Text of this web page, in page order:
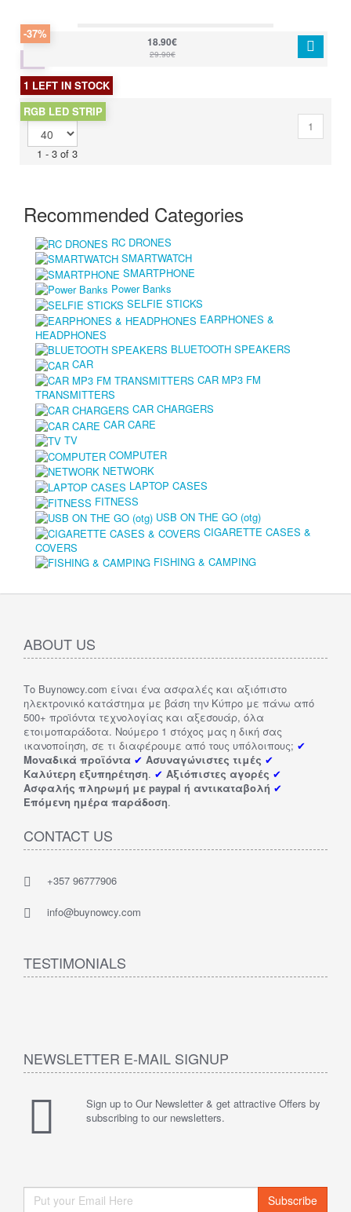
-37%
1 LEFT IN STOCK
RGB LED STRIP
18.90€
29.90€
Per Page
1 - 3 of 3
1
Recommended Categories
RC DRONES
SMARTWATCH
SMARTPHONE
Power Banks
SELFIE STICKS
EARPHONES &
HEADPHONES
BLUETOOTH SPEAKERS
CAR
CAR MP3 FM
TRANSMITTERS
CAR CHARGERS
CAR CARE
TV
COMPUTER
NETWORK
LAPTOP CASES
FITNESS
USB ON THE GO (otg)
CIGARETTE CASES &
COVERS
FISHING & CAMPING
ABOUT US
Το Buynowcy.com είναι ένα ασφαλές και αξιόπιστο
ηλεκτρονικό κατάστημα με βάση την Κύπρο με πάνω από
500+ προϊόντα τεχνολογίας και αξεσουάρ, όλα
ετοιμοπαράδοτα. Νούμερο 1 στόχος μας η δική σας
ικανοποίηση, σε τι διαφέρουμε από τους υπόλοιπους; ✔
Μοναδικά προϊόντα ✔ Ασυναγώνιστες τιμές ✔
Καλύτερη εξυπηρέτηση. ✔ Αξιόπιστες αγορές ✔
Ασφαλής πληρωμή με paypal ή αντικαταβολή ✔
Επόμενη ημέρα παράδοση.
CONTACT US
+357 96777906
info@buynowcy.com
TESTIMONIALS
NEWSLETTER E-MAIL SIGNUP
Sign up to Our Newsletter & get attractive Offers by
subscribing to our newsletters.
Subscribe